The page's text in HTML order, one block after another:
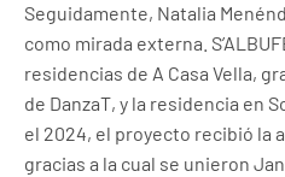
Seguidamente, Natalia
como mirada externa.
residencias de A Casa Vella,
de DanzaT, y la residencia en
el 2024, el proyecto recibió la
gracias a la cual se unieron